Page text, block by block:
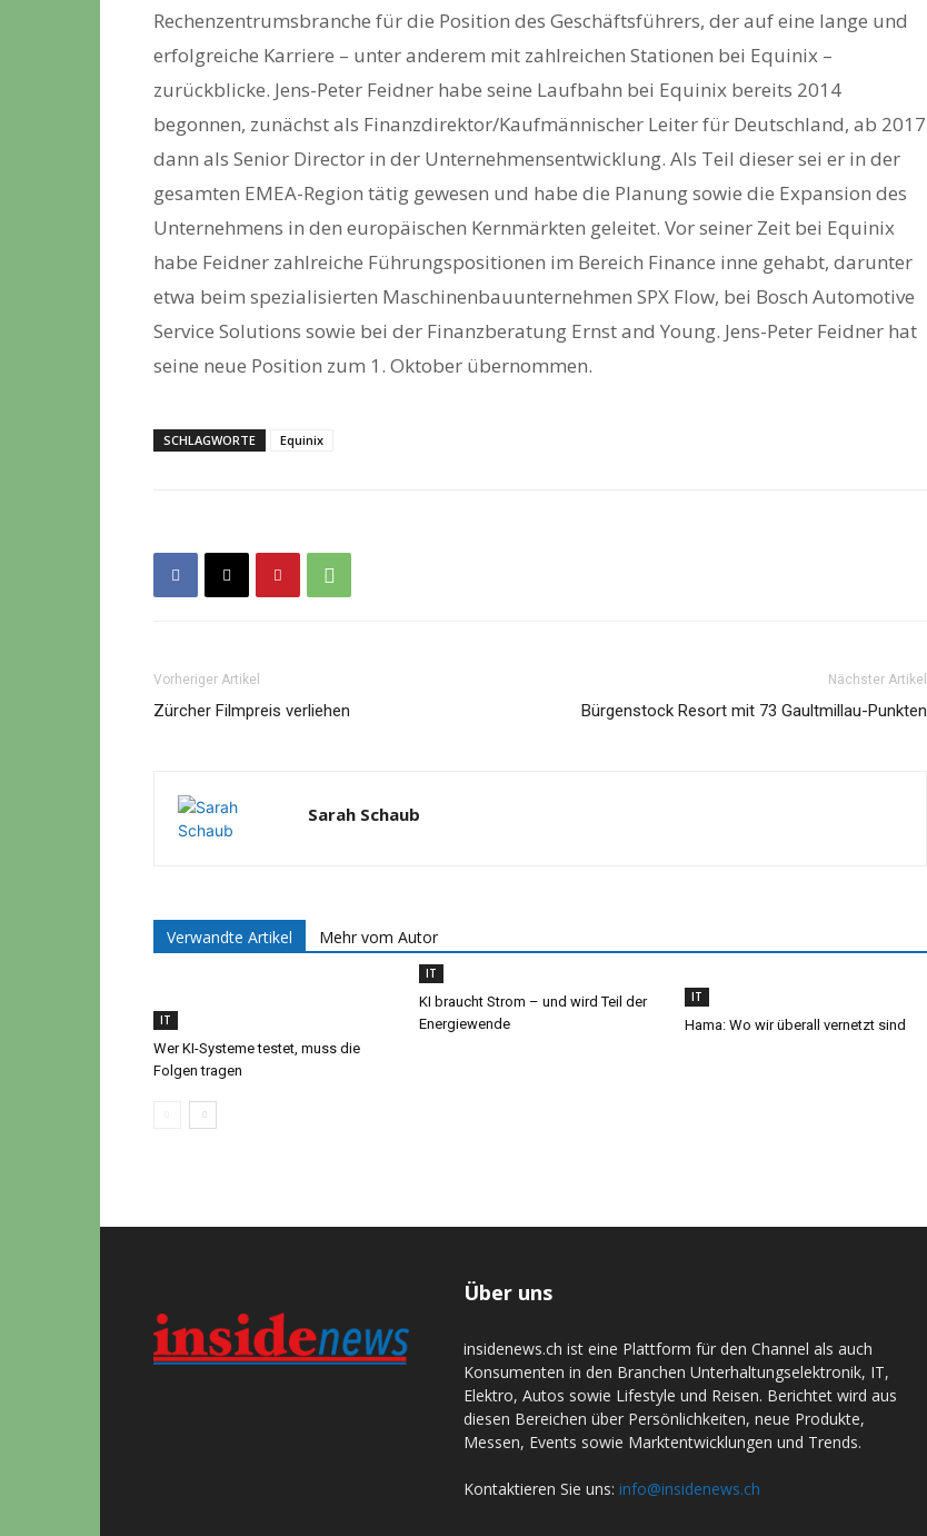
Rechenzentrumsbranche für die Position des Geschäftsführers, der auf eine lange und
erfolgreiche Karriere – unter anderem mit zahlreichen Stationen bei Equinix –
zurückblicke. Jens-Peter Feidner habe seine Laufbahn bei Equinix bereits 2014
begonnen, zunächst als Finanzdirektor/Kaufmännischer Leiter für Deutschland, ab 2017
dann als Senior Director in der Unternehmensentwicklung. Als Teil dieser sei er in der
gesamten EMEA-Region tätig gewesen und habe die Planung sowie die Expansion des
Unternehmens in den europäischen Kernmärkten geleitet. Vor seiner Zeit bei Equinix
habe Feidner zahlreiche Führungspositionen im Bereich Finance inne gehabt, darunter
etwa beim spezialisierten Maschinenbauunternehmen SPX Flow, bei Bosch Automotive
Service Solutions sowie bei der Finanzberatung Ernst and Young. Jens-Peter Feidner hat
seine neue Position zum 1. Oktober übernommen.
SCHLAGWORTE Equinix
Vorheriger Artikel
Zürcher Filmpreis verliehen
Nächster Artikel
Bürgenstock Resort mit 73 Gaultmillau-Punkten
Sarah Schaub
Verwandte Artikel Mehr vom Autor
IT
Wer KI-Systeme testet, muss die
Folgen tragen
IT
KI braucht Strom – und wird Teil der
Energiewende
IT
Hama: Wo wir überall vernetzt sind
Über uns
insidenews.ch ist eine Plattform für den Channel als auch
Konsumenten in den Branchen Unterhaltungselektronik, IT,
Elektro, Autos sowie Lifestyle und Reisen. Berichtet wird aus
diesen Bereichen über Persönlichkeiten, neue Produkte,
Messen, Events sowie Marktentwicklungen und Trends.
Kontaktieren Sie uns: info@insidenews.ch